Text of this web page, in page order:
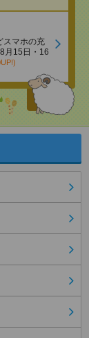
スマホの充
月15日・16